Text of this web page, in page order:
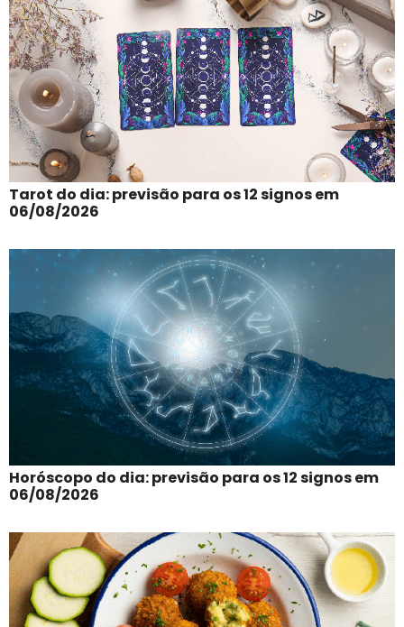
Tarot do dia: previsão para os 12 signos em
06/08/2026
Horóscopo do dia: previsão para os 12 signos em
06/08/2026